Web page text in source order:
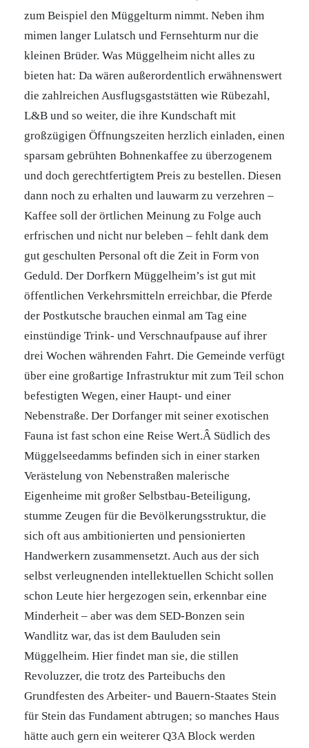
zum Beispiel den Müggelturm nimmt. Neben ihm
mimen langer Lulatsch und Fernsehturm nur die
kleinen Brüder. Was Müggelheim nicht alles zu
bieten hat: Da wären außerordentlich erwähnenswert
die zahlreichen Ausflugsgaststätten wie Rübezahl,
L&B und so weiter, die ihre Kundschaft mit
großzügigen Öffnungszeiten herzlich einladen, einen
sparsam gebrühten Bohnenkaffee zu überzogenem
und doch gerechtfertigtem Preis zu bestellen. Diesen
dann noch zu erhalten und lauwarm zu verzehren –
Kaffee soll der örtlichen Meinung zu Folge auch
erfrischen und nicht nur beleben – fehlt dank dem
gut geschulten Personal oft die Zeit in Form von
Geduld. Der Dorfkern Müggelheim’s ist gut mit
öffentlichen Verkehrsmitteln erreichbar, die Pferde
der Postkutsche brauchen einmal am Tag eine
einstündige Trink- und Verschnaufpause auf ihrer
drei Wochen währenden Fahrt. Die Gemeinde verfügt
über eine großartige Infrastruktur mit zum Teil schon
befestigten Wegen, einer Haupt- und einer
Nebenstraße. Der Dorfanger mit seiner exotischen
Fauna ist fast schon eine Reise Wert.Â Südlich des
Müggelseedamms befinden sich in einer starken
Verästelung von Nebenstraßen malerische
Eigenheime mit großer Selbstbau-Beteiligung,
stumme Zeugen für die Bevölkerungsstruktur, die
sich oft aus ambitionierten und pensionierten
Handwerkern zusammensetzt. Auch aus der sich
selbst verleugnenden intellektuellen Schicht sollen
schon Leute hier hergezogen sein, erkennbar eine
Minderheit – aber was dem SED-Bonzen sein
Wandlitz war, das ist dem Bauluden sein
Müggelheim. Hier findet man sie, die stillen
Revoluzzer, die trotz des Parteibuchs den
Grundfesten des Arbeiter- und Bauern-Staates Stein
für Stein das Fundament abtrugen; so manches Haus
hätte auch gern ein weiterer Q3A Block werden